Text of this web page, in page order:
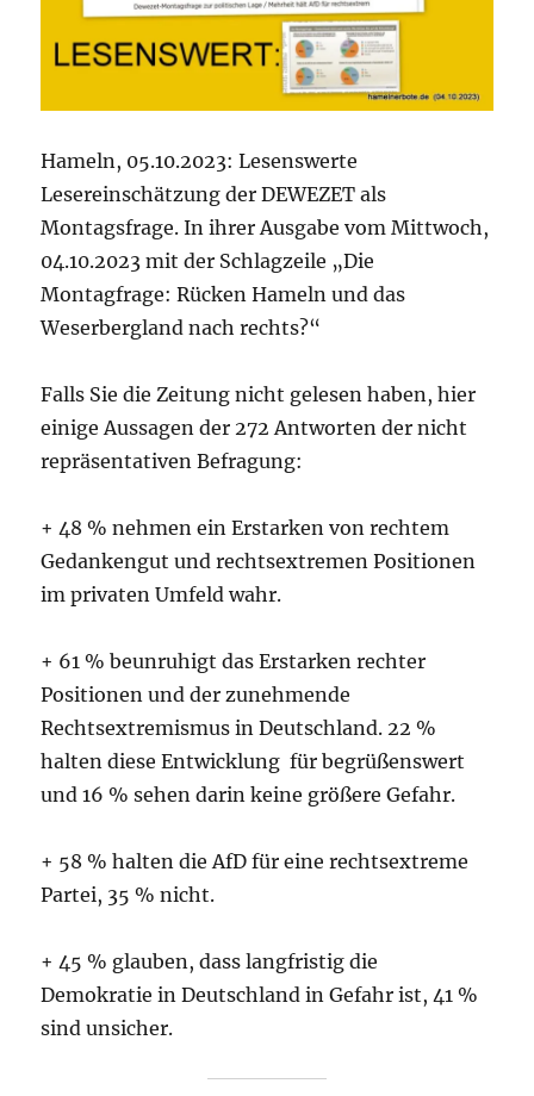
Hameln, 05.10.2023: Lesenswerte
Lesereinschätzung der DEWEZET als
Montagsfrage. In ihrer Ausgabe vom Mittwoch,
04.10.2023 mit der Schlagzeile „Die
Montagfrage: Rücken Hameln und das
Weserbergland nach rechts?“
Falls Sie die Zeitung nicht gelesen haben, hier
einige Aussagen der 272 Antworten der nicht
repräsentativen Befragung:
+ 48 % nehmen ein Erstarken von rechtem
Gedankengut und rechtsextremen Positionen
im privaten Umfeld wahr.
+ 61 % beunruhigt das Erstarken rechter
Positionen und der zunehmende
Rechtsextremismus in Deutschland. 22 %
halten diese Entwicklung für begrüßenswert
und 16 % sehen darin keine größere Gefahr.
+ 58 % halten die AfD für eine rechtsextreme
Partei, 35 % nicht.
+ 45 % glauben, dass langfristig die
Demokratie in Deutschland in Gefahr ist, 41 %
sind unsicher.